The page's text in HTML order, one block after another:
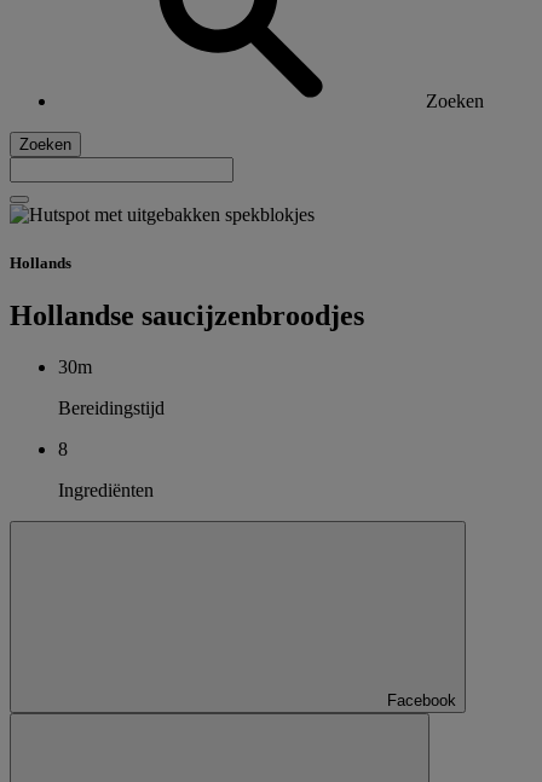
Zoeken
Zoeken
Hollands
Hollandse saucijzenbroodjes
30m
Bereidingstijd
8
Ingrediënten
Facebook